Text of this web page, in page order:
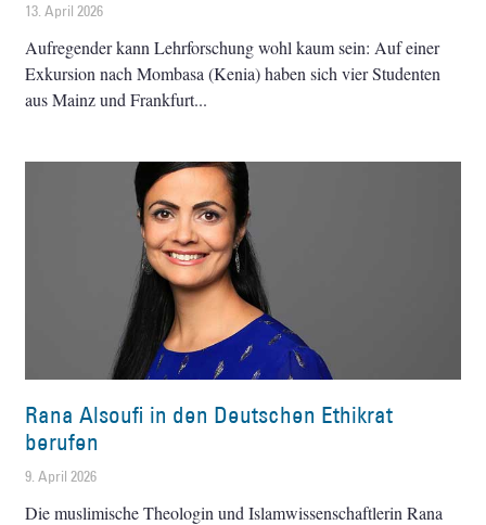
13. April 2026
Aufregender kann Lehrforschung wohl kaum sein: Auf einer
Exkursion nach Mombasa (Kenia) haben sich vier Studenten
aus Mainz und Frankfurt
Rana Alsoufi in den Deutschen Ethikrat
berufen
9. April 2026
Die muslimische Theologin und Islamwissenschaftlerin Rana